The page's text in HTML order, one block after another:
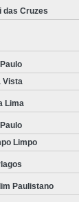
Paulo
para
Vascular
das Cruzes
Vista
Lima
Limpo
Paulistano